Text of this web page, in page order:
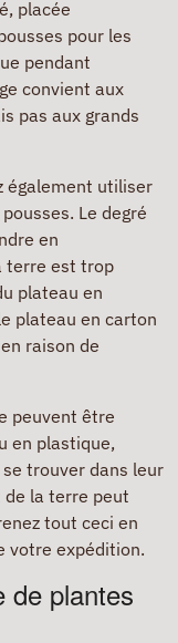
placée
pour les
pendant
convient aux
pas aux grands
également utiliser
Le degré
en
terre est trop
plateau en
plateau en carton
raison de
peuvent être
en plastique,
trouver dans leur
de la terre peut
tout ceci en
votre expédition.
de plantes